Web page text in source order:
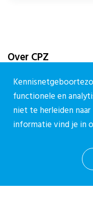
Over CPZ
Over ons
Vacatures
Contact
cpz@stichtingcpz.nl
functionele en
niet te herleiden
informatie vind je in